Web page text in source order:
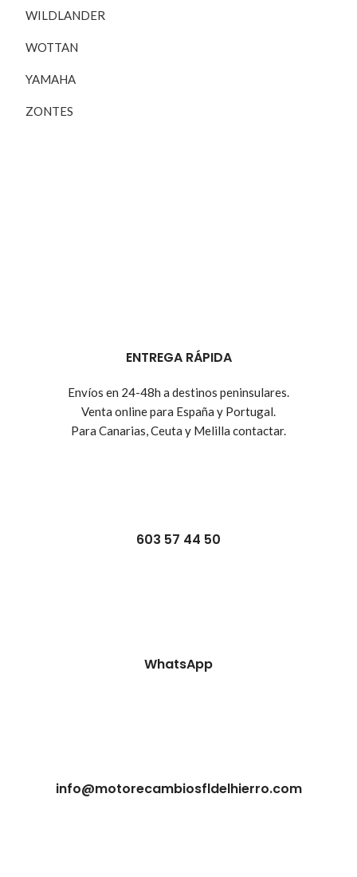
WILDLANDER
WOTTAN
YAMAHA
ZONTES
ENTREGA RÁPIDA
Envíos en 24-48h a destinos peninsulares.
Venta online para España y Portugal.
Para Canarias, Ceuta y Melilla contactar.
603 57 44 50
WhatsApp
info@motorecambiosfldelhierro.com